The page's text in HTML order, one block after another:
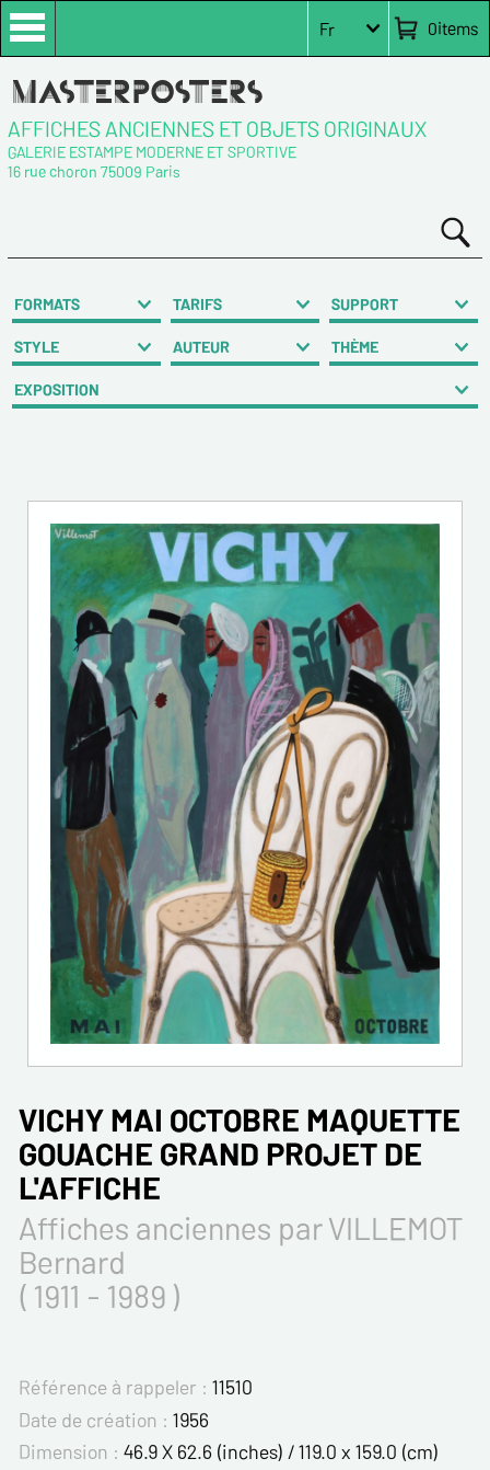
0items
Fr
AFFICHES ANCIENNES ET OBJETS ORIGINAUX
GALERIE ESTAMPE MODERNE ET SPORTIVE
16 rue choron 75009 Paris
FORMATS TARIFS SUPPORT
STYLE AUTEUR THÈME
EXPOSITION
VICHY MAI OCTOBRE MAQUETTE
GOUACHE GRAND PROJET DE
L'AFFICHE
Affiches anciennes par VILLEMOT
Bernard
( 1911 - 1989 )
Référence à rappeler : 11510
Date de création : 1956
Dimension : 46.9 X 62.6 (inches) / 119.0 x 159.0 (cm)